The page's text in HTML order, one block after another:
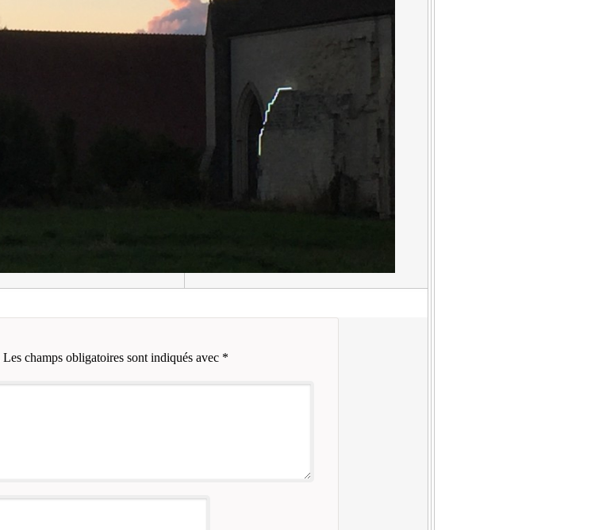
Les champs obligatoires sont indiqués avec *